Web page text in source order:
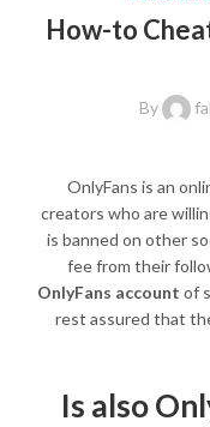
How-to
By
OnlyFans is an
creators who are
is banned on other
fee from their
OnlyFans account of
rest assured that
Is also